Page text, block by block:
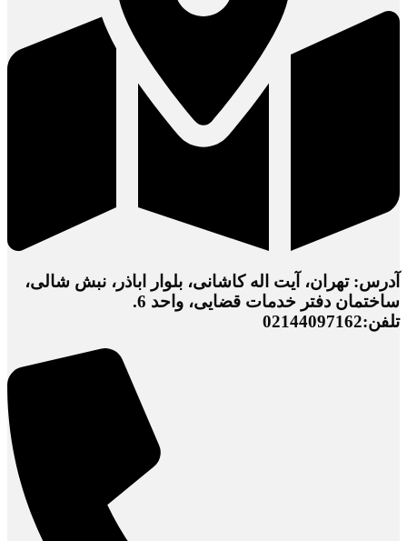
آدرس: تهران، آیت اله کاشانی، بلوار اباذر، نبش شالی،
ساختمان دفتر خدمات قضایی، واحد 6.
تلفن:02144097162